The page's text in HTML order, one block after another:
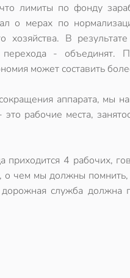
лимиты по фонду
о мерах по
хозяйства. В
перехода -
может составить
аппарата, мы
рабочие места,
4 рабочих,
о чем мы должны
служба должна